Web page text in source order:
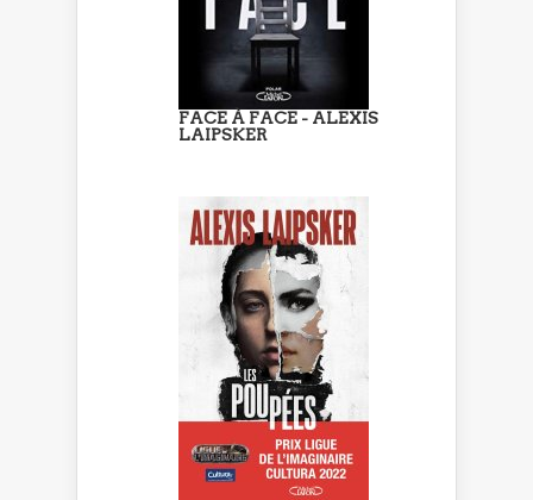
FACE À FACE - ALEXIS
LAIPSKER